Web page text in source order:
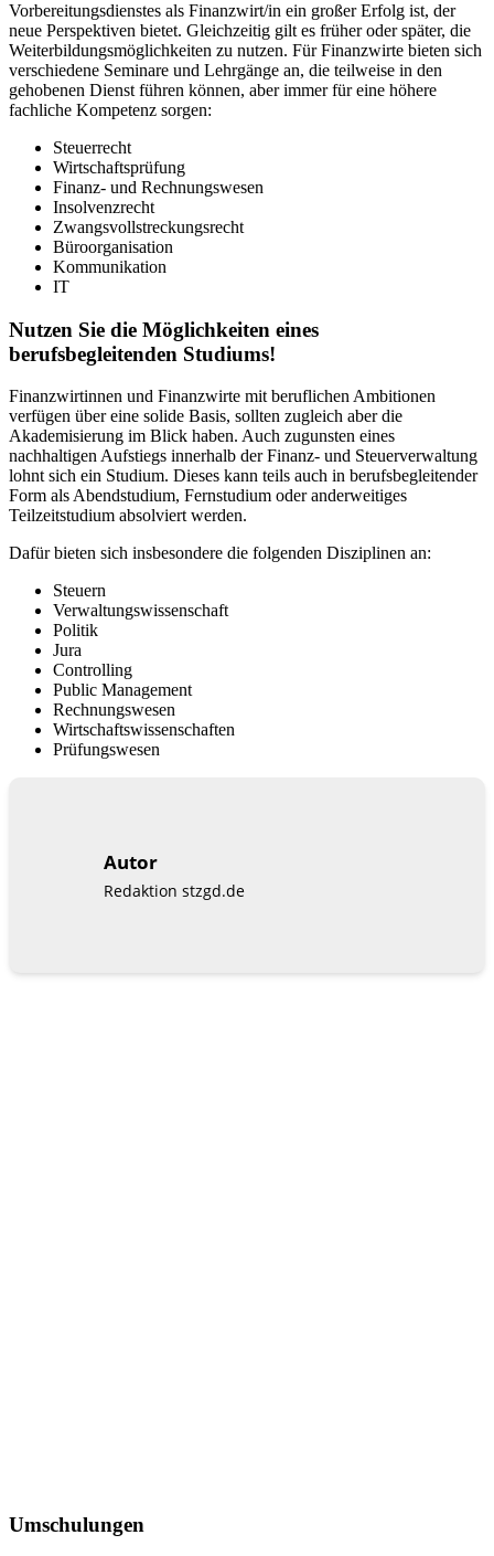
Vorbereitungsdienstes als Finanzwirt/in ein großer Erfolg ist, der
neue Perspektiven bietet. Gleichzeitig gilt es früher oder später, die
Weiterbildungsmöglichkeiten zu nutzen. Für Finanzwirte bieten sich
verschiedene Seminare und Lehrgänge an, die teilweise in den
gehobenen Dienst führen können, aber immer für eine höhere
fachliche Kompetenz sorgen:
Steuerrecht
Wirtschaftsprüfung
Finanz- und Rechnungswesen
Insolvenzrecht
Zwangsvollstreckungsrecht
Büroorganisation
Kommunikation
IT
Nutzen Sie die Möglichkeiten eines
berufsbegleitenden Studiums!
Finanzwirtinnen und Finanzwirte mit beruflichen Ambitionen
verfügen über eine solide Basis, sollten zugleich aber die
Akademisierung im Blick haben. Auch zugunsten eines
nachhaltigen Aufstiegs innerhalb der Finanz- und Steuerverwaltung
lohnt sich ein Studium. Dieses kann teils auch in berufsbegleitender
Form als Abendstudium, Fernstudium oder anderweitiges
Teilzeitstudium absolviert werden.
Dafür bieten sich insbesondere die folgenden Disziplinen an:
Steuern
Verwaltungswissenschaft
Politik
Jura
Controlling
Public Management
Rechnungswesen
Wirtschaftswissenschaften
Prüfungswesen
Autor
Redaktion stzgd.de
Umschulungen